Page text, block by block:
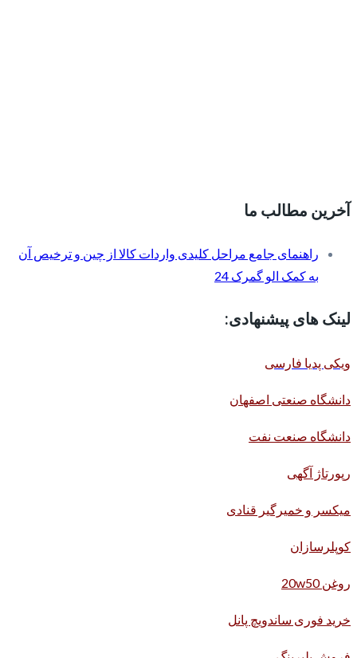
آخرین مطالب ما
راهنمای جامع مراحل کلیدی واردات کالا از چین و ترخیص آن
به کمک الو گمرک 24
لینک های پیشنهادی:
ویکی پدیا فارسی
دانشگاه صنعتی اصفهان
دانشگاه صنعت نفت
رپورتاژ آگهی
میکسر و خمیرگیر قنادی
کوپلرسازان
روغن 20w50
خرید فوری ساندویچ پانل